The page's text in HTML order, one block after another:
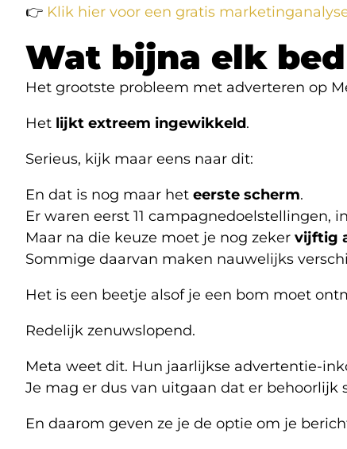
👉 Klik hier voor een gratis
Wat bijna elk
Het grootste probleem met adverteren op
Het lijkt extreem ingewikkeld.
Serieus, kijk maar eens naar dit:
En dat is nog maar het eerste scherm.
Er waren eerst 11 campagnedoelstellingen,
Maar na die keuze moet je nog zeker vijftig
Sommige daarvan maken nauwelijks
Het is een beetje alsof je een bom moet
Redelijk zenuwslopend.
Meta weet dit. Hun jaarlijkse advertentie-
Je mag er dus van uitgaan dat er behoorlijk
En daarom geven ze je de optie om je